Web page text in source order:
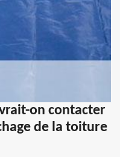
on contacter
de la toiture